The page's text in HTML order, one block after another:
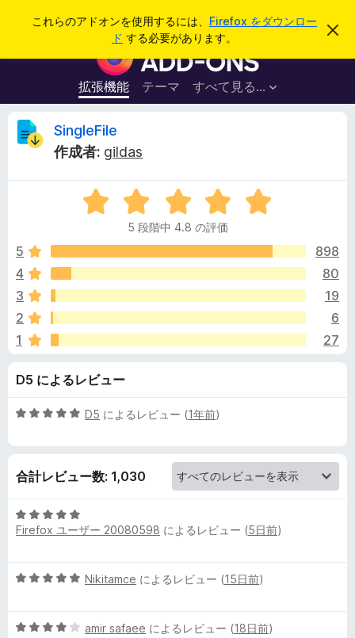
これらのアドオンを使用するには、 Firefox をダウンロー
ド する必要があります。
こ
を
F
i
r
e
ラ
ウ
ザ
ー
ド
オ
ン
拡張機能 テーマ すべて見る...
ログイン
S
g
l
e
F
i
e
の
ビ
SingleFile
作成者: gildas
5
段
中
.
の
価
5 段階中 4.8 の評価
5
898
4
80
3
19
2
6
1
27
D5 によるレビュー
5
5
評
価
D5 によるレビュー (1年前)
合計レビュー数: 1,030
5
段
5
価
Firefox ユーザー 20080598 によるレビュー (5日前)
5
中
Nikitamce によるレビュー (15日前)
5
amir safaee によるレビュー (18日前)